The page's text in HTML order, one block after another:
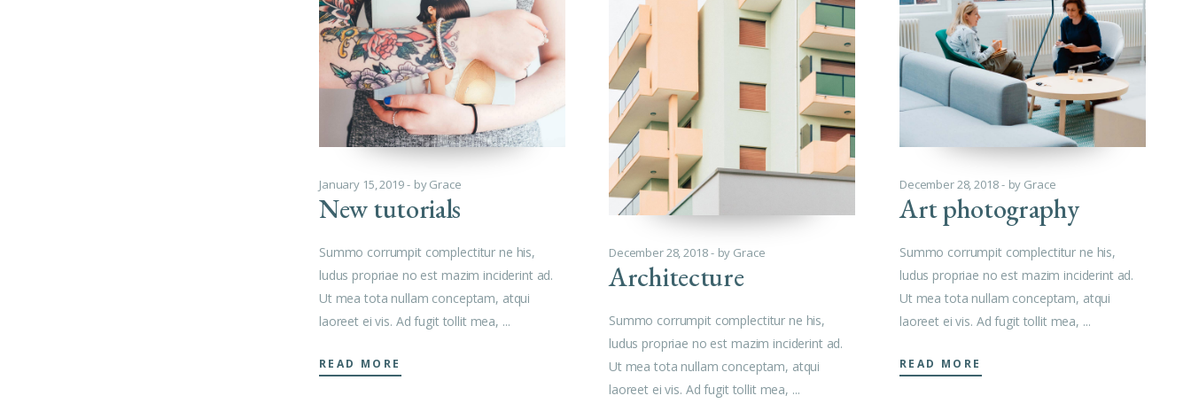
January 15, 2019 byGrace
New tutorials
Summo corrumpit complectitur ne his,
ludus propriae no est mazim inciderint ad.
Ut mea tota nullam conceptam, atqui
laoreet ei vis. Ad fugit tollit mea,
READ MORE
December 28, 2018 by Grace
Architecture
Summo corrumpit complectitur ne his,
ludus propriae no est mazim inciderint ad.
Ut mea tota nullam conceptam, atqui
laoreet ei vis. Ad fugit tollit mea,
December 28, 2018 by Grace
Art photography
Summo corrumpit complectitur ne his,
ludus propriae no est mazim inciderint ad.
Ut mea tota nullam conceptam, atqui
laoreet ei vis. Ad fugit tollit mea,
READ MORE